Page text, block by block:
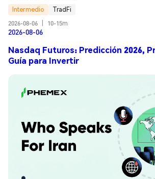
Intermedio
TradFi
2026-08-06
10-15m
2026-08-06
Nasdaq Futuros: Predicción 2026,
Guía para Invertir